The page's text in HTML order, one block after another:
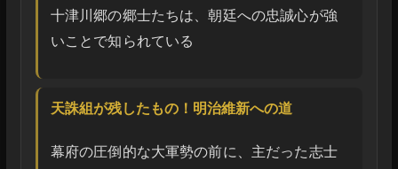
十津川郷の郷士たちは、朝廷への忠誠心が強
いことで知られている
天誅組が残したもの！明治維新への道
幕府の圧倒的な大軍勢の前に、主だった志士